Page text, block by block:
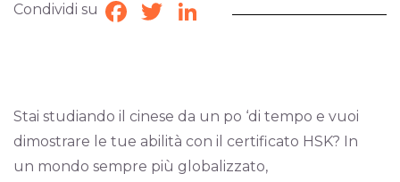
Condividi su Facebook
TwitterLinkedIn
Stai studiando il cinese da un po ‘di tempo e vuoi
dimostrare le tue abilità con il certificato HSK? In
un mondo sempre più globalizzato,